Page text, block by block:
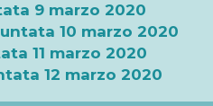
9 marzo 2020
10 marzo 2020
11 marzo 2020
12 marzo 2020